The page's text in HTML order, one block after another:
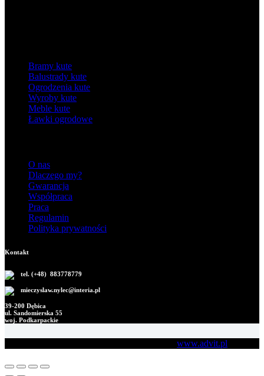
Bramy kute
Balustrady kute
Ogrodzenia kute
Wyroby kute
Meble kute
Ławki ogrodowe
O nas
Dlaczego my?
Gwarancja
Współpraca
Praca
Regulamin
Polityka prywatności
Kontakt
tel. (+48) 883778779
mieczyslaw.nylec@interia.pl
39-200 Dębica
ul. Sandomierska 55
woj. Podkarpackie
www.advit.pl